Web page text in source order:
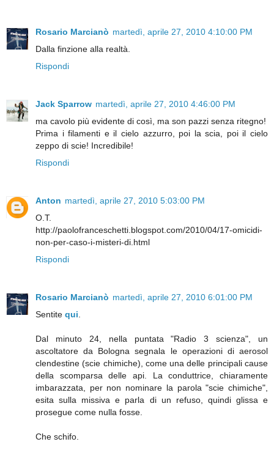
Rosario Marcianò martedì, aprile 27, 2010 4:10:00 PM
Dalla finzione alla realtà.
Rispondi
Jack Sparrow martedì, aprile 27, 2010 4:46:00 PM
ma cavolo più evidente di così, ma son pazzi senza ritegno!
Prima i filamenti e il cielo azzurro, poi la scia, poi il cielo
zeppo di scie! Incredibile!
Rispondi
Anton martedì, aprile 27, 2010 5:03:00 PM
O.T.
http://paolofranceschetti.blogspot.com/2010/04/17-omicidi-
non-per-caso-i-misteri-di.html
Rispondi
Rosario Marcianò martedì, aprile 27, 2010 6:01:00 PM
Sentite qui
Dal minuto 24, nella puntata "Radio 3 scienza", un
ascoltatore da Bologna segnala le operazioni di aerosol
clendestine (scie chimiche), come una delle principali cause
della scomparsa delle api. La conduttrice, chiaramente
imbarazzata, per non nominare la parola "scie chimiche",
esita sulla missiva e parla di un refuso, quindi glissa e
prosegue come nulla fosse.
Che schifo.